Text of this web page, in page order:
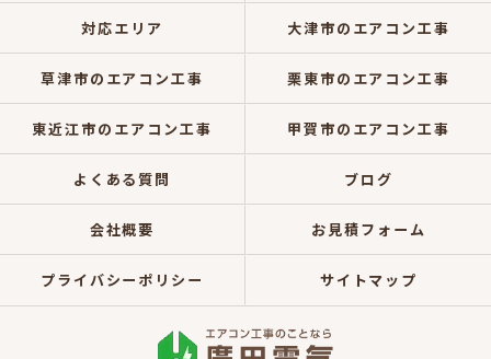
対応エリア 大津市のエアコン工事
草津市のエアコン工事 栗東市のエアコン工事
東近江市のエアコン工事 甲賀市のエアコン工事
よくある質問 ブログ
会社概要 お見積フォーム
プライバシーポリシー サイトマップ